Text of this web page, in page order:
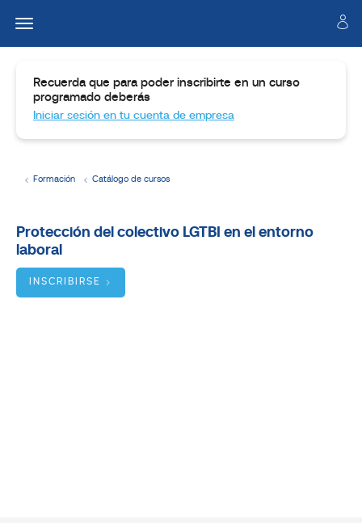
Formación Catálogo de cursos
Dirigido
a:
Objetivos:
Recuerda que para poder inscribirte en un curso
programado deberás
Iniciar sesión en tu cuenta de empresa
Protección del colectivo LGTBI en el entorno
laboral
INSCRIBIRSE